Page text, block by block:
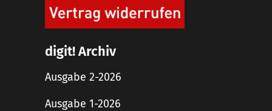
digit! Archiv
Ausgabe 2-2026
Ausgabe 1-2026